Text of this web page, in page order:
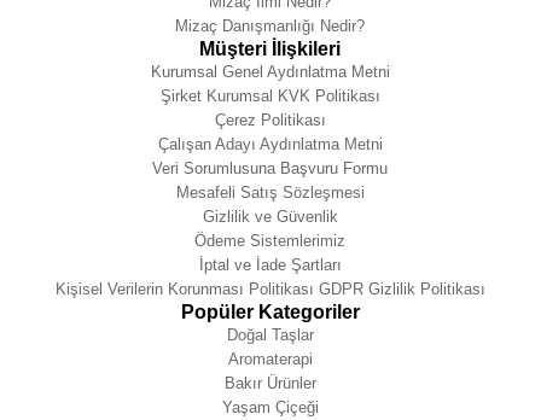
Mizaç Danışmanlığı Nedir?
Müşteri İlişkileri
Kurumsal Genel Aydınlatma Metni
Şirket Kurumsal KVK Politikası
Çerez Politikası
Çalışan Adayı Aydınlatma Metni
Veri Sorumlusuna Başvuru Formu
Mesafeli Satış Sözleşmesi
Gizlilik ve Güvenlik
Ödeme Sistemlerimiz
İptal ve İade Şartları
Kişisel Verilerin Korunması Politikası GDPR Gizlilik Politikası
Popüler Kategoriler
Doğal Taşlar
Aromaterapi
Bakır Ürünler
Yaşam Çiçeği